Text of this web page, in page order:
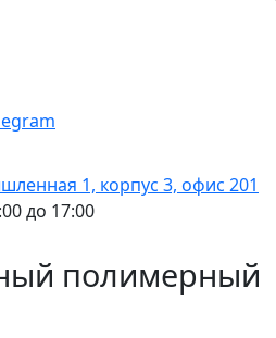
1, корпус 3, офис 201
до 17:00
полимерный